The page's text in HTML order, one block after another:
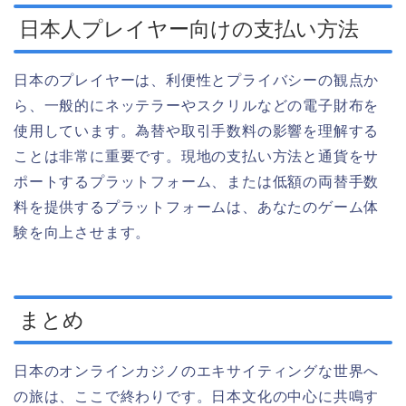
日本人プレイヤー向けの支払い方法
日本のプレイヤーは、利便性とプライバシーの観点か
ら、一般的にネッテラーやスクリルなどの電子財布を
使用しています。為替や取引手数料の影響を理解する
ことは非常に重要です。現地の支払い方法と通貨をサ
ポートするプラットフォーム、または低額の両替手数
料を提供するプラットフォームは、あなたのゲーム体
験を向上させます。
まとめ
日本のオンラインカジノのエキサイティングな世界へ
の旅は、ここで終わりです。日本文化の中心に共鳴す